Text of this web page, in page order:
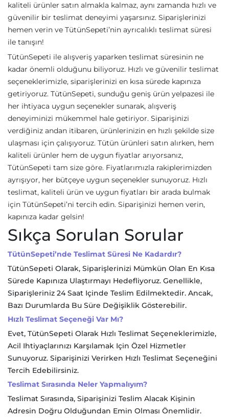
kaliteli ürünler satın almakla kalmaz, aynı zamanda hızlı ve
güvenilir bir teslimat deneyimi yaşarsınız. Siparişlerinizi
hemen verin ve TütünSepeti’nin ayrıcalıklı teslimat süresi
ile tanışın!
TütünSepeti ile alışveriş yaparken teslimat süresinin ne
kadar önemli olduğunu biliyoruz. Hızlı ve güvenilir teslimat
seçeneklerimizle, siparişlerinizi en kısa sürede kapınıza
getiriyoruz. TütünSepeti, sunduğu geniş ürün yelpazesi ile
her ihtiyaca uygun seçenekler sunarak, alışveriş
deneyiminizi mükemmel hale getiriyor. Siparişinizi
verdiğiniz andan itibaren, ürünlerinizin en hızlı şekilde size
ulaşması için çalışıyoruz. Tütün ürünleri satın alırken, hem
kaliteli ürünler hem de uygun fiyatlar arıyorsanız,
TütünSepeti tam size göre. Fiyatlarımızla rakiplerimizden
ayrışıyor, her bütçeye uygun seçenekler sunuyoruz. Hızlı
teslimat, kaliteli ürün ve uygun fiyatları bir arada bulmak
için TütünSepeti’ni tercih edin. Siparişinizi hemen verin,
kapınıza kadar gelsin!
Sıkça Sorulan Sorular
TütünSepeti’nde Teslimat Süresi Ne Kadardır?
TütünSepeti Olarak, Siparişlerinizi Mümkün Olan En Kısa
Sürede Kapınıza Ulaştırmayı Hedefliyoruz. Genellikle,
Siparişleriniz 24 Saat Içinde Teslim Edilmektedir. Ancak,
Bazı Durumlarda Bu Süre Değişiklik Gösterebilir.
Hızlı Teslimat Seçeneği Var Mı?
Evet, TütünSepeti Olarak Hızlı Teslimat Seçeneklerimizle,
Acil Ihtiyaçlarınızı Karşılamak Için Özel Hizmetler
Sunuyoruz. Siparişinizi Verirken Hızlı Teslimat Seçeneğini
Tercih Edebilirsiniz.
Teslimat Sırasında Neler Yapmalıyım?
Teslimat Sırasında, Siparişinizi Teslim Alacak Kişinin
Adresin Doğru Olduğundan Emin Olması Önemlidir.